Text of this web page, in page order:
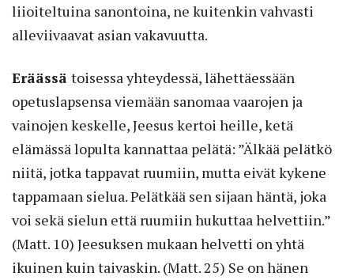
liioiteltuina sanontoina, ne kuitenkin vahvasti
alleviivaavat asian vakavuutta.
Eräässä toisessa yhteydessä, lähettäessään
opetuslapsensa viemään sanomaa vaarojen ja
vainojen keskelle, Jeesus kertoi heille, ketä
elämässä lopulta kannattaa pelätä: ”Älkää pelätkö
niitä, jotka tappavat ruumiin, mutta eivät kykene
tappamaan sielua. Pelätkää sen sijaan häntä, joka
voi sekä sielun että ruumiin hukuttaa helvettiin.”
(Matt. 10) Jeesuksen mukaan helvetti on yhtä
ikuinen kuin taivaskin. (Matt. 25) Se on hänen